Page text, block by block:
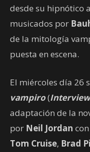
desde su hipnótico
musicados por
de la mitología
puesta en escena.
El miércoles día 26
vampiro(
adaptación de la
por Neil Jordan
Tom Cruise, Brad